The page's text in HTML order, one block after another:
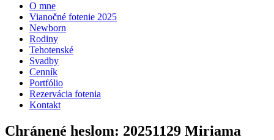
O mne
Vianočné fotenie 2025
Newborn
Rodiny
Tehotenské
Svadby
Cenník
Portfólio
Rezervácia fotenia
Kontakt
Chránené heslom: 20251129 Miriama